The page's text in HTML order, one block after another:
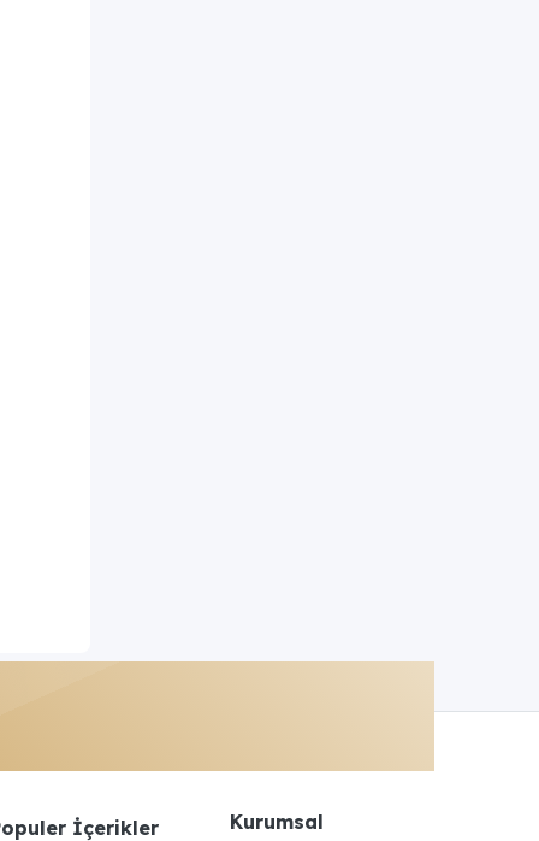
İçerikler Kurumsal